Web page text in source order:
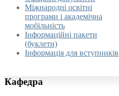
Міжнародні освітні
програми і академічна
мобільність
Інформаційні пакети
(буклети)
Інформація для вступників
Кафедра